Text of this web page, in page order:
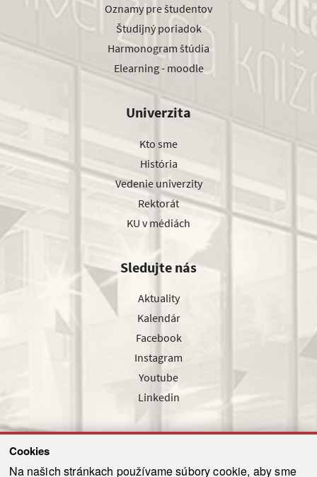
Cookies
Na našich stránkach používame súbory cookie, aby sme
Oznamy pre študentov
Študijný poriadok
Harmonogram štúdia
Elearning - moodle
Univerzita
Kto sme
História
Vedenie univerzity
Rektorát
KU v médiách
Sledujte nás
Aktuality
Kalendár
Facebook
Instagram
Youtube
Linkedin